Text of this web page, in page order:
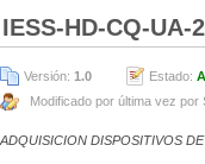
IESS-HD-CQ-UA-
Versión: 1.0 Estado:
Modificado por última vez
ADQUISICION DISPOSITIVOS